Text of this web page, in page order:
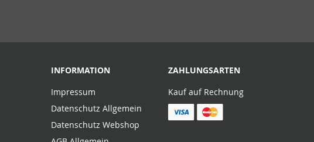
INFORMATION
Impressum
Datenschutz Allgemein
Datenschutz Webshop
ZAHLUNGSARTEN
Kauf auf Rechnung